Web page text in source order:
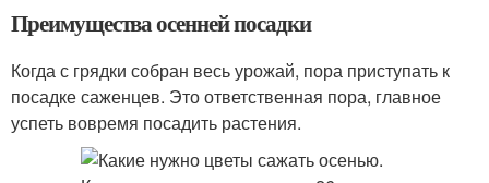
Преимущества осенней посадки
Когда с грядки собран весь урожай, пора приступать к
посадке саженцев. Это ответственная пора, главное
успеть вовремя посадить растения.